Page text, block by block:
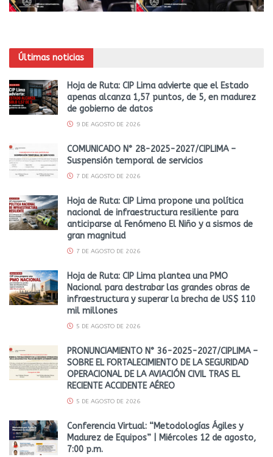
Últimas noticias
Hoja de Ruta: CIP Lima advierte que el Estado
apenas alcanza 1,57 puntos, de 5, en madurez
de gobierno de datos
9 DE AGOSTO DE 2026
COMUNICADO N° 28-2025-2027/CIPLIMA –
Suspensión temporal de servicios
7 DE AGOSTO DE 2026
Hoja de Ruta: CIP Lima propone una política
nacional de infraestructura resiliente para
anticiparse al Fenómeno El Niño y a sismos de
gran magnitud
7 DE AGOSTO DE 2026
Hoja de Ruta: CIP Lima plantea una PMO
Nacional para destrabar las grandes obras de
infraestructura y superar la brecha de US$ 110
mil millones
5 DE AGOSTO DE 2026
PRONUNCIAMIENTO N° 36-2025-2027/CIPLIMA –
SOBRE EL FORTALECIMIENTO DE LA SEGURIDAD
OPERACIONAL DE LA AVIACIÓN CIVIL TRAS EL
RECIENTE ACCIDENTE AÉREO
5 DE AGOSTO DE 2026
Conferencia Virtual: “Metodologías Ágiles y
Madurez de Equipos” | Miércoles 12 de agosto,
7:00 p.m.